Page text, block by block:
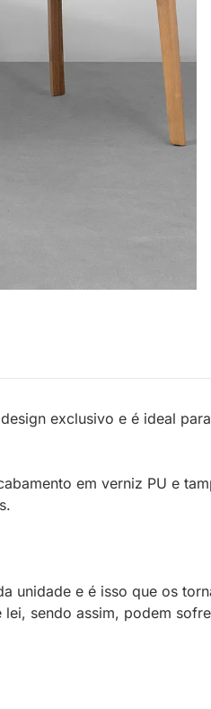
exclusivo e é ideal
em verniz PU e
e é isso que os
sendo assim, podem